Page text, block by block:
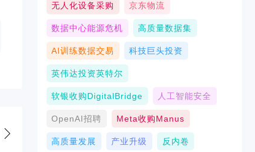
无人化设备采购 京东物流
数据中心能源危机 高质量数据集
AI训练数据交易 科技巨头投资
英伟达投资英特尔
软银收购DigitalBridge 人工智能安全
OpenAI招聘 Meta收购Manus
高质量发展 产业升级 反内卷